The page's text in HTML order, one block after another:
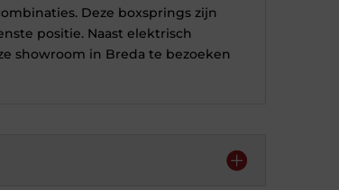
Deze boxsprings zijn
positie. Naast elektrisch
showroom in Breda te bezoeken